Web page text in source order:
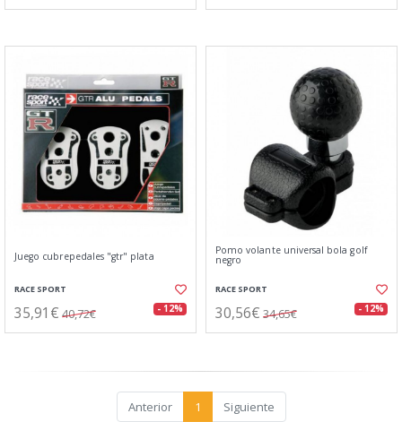
Juego cubrepedales "gtr" plata
RACE SPORT
35,91€ 40,72€ - 12%
Pomo volante universal bola golf
negro
RACE SPORT
30,56€ 34,65€ - 12%
Anterior 1 Siguiente